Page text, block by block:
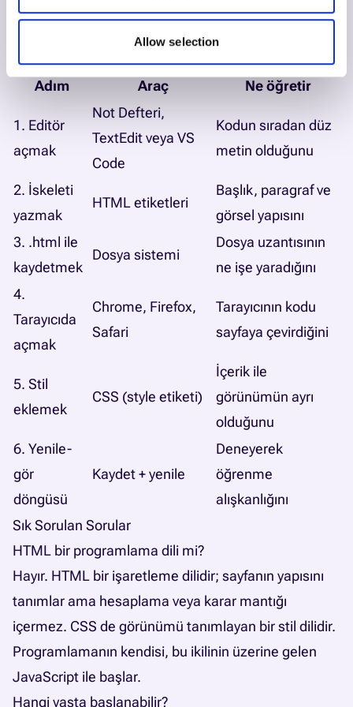
Allow selection
ücretsizdir ve yazılan kodun sonucunu anında yan
Adımların Özeti
Adım
Araç Ne öğretir
1. Editör
açmak
Not Defteri,
TextEdit veya VS
Code
Kodun sıradan düz
metin olduğunu
2. İskeleti
yazmak
HTML etiketleri
Başlık, paragraf ve
görsel yapısını
3. .html ile
kaydetmek
Dosya sistemi
Dosya uzantısının
ne işe yaradığını
4.
Tarayıcıda
açmak
Chrome, Firefox,
Safari
Tarayıcının kodu
sayfaya çevirdiğini
5. Stil
eklemek
CSS (style etiketi)
İçerik ile
görünümün ayrı
olduğunu
6. Yenile-
gör
döngüsü
Kaydet + yenile
Deneyerek
öğrenme
alışkanlığını
Sık Sorulan Sorular
HTML bir programlama dili mi?
Hayır. HTML bir işaretleme dilidir; sayfanın yapısını
tanımlar ama hesaplama veya karar mantığı
içermez. CSS de görünümü tanımlayan bir stil dilidir.
Programlamanın kendisi, bu ikilinin üzerine gelen
JavaScript ile başlar.
Hangi yaşta başlanabilir?